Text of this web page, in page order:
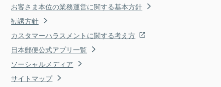
お客さま本位の業務運営に関する基本方針
勧誘方針
カスタマーハラスメントに関する考え方
日本郵便公式アプリ一覧
ソーシャルメディア
サイトマップ